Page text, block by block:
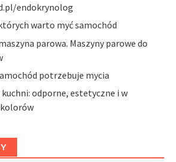
endokrynolog
warto myć samochód
parowa. Maszyny parowe do
potrzebuje mycia
kuchni: odporne, estetyczne i w